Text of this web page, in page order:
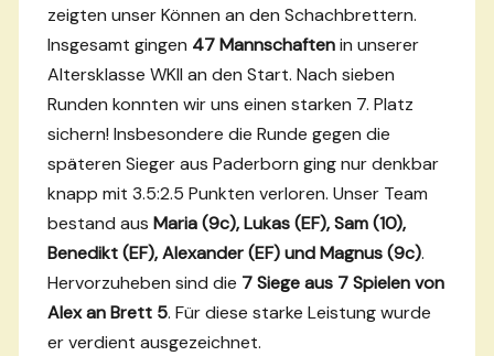
zeigten unser Können an den Schachbrettern.
Insgesamt gingen 47 Mannschaftenin unserer
Altersklasse WKII an den Start. Nach sieben
Runden konnten wir uns einen starken 7. Platz
sichern! Insbesondere die Runde gegen die
späteren Sieger aus Paderborn ging nur denkbar
knapp mit 3.5:2.5 Punkten verloren. Unser Team
bestand ausMaria (9c), Lukas (EF), Sam (10),
Benedikt (EF), Alexander (EF) und Magnus (9c).
Hervorzuheben sind die 7 Siege aus 7 Spielen von
Alex an Brett 5. Für diese starke Leistung wurde
er verdient ausgezeichnet.